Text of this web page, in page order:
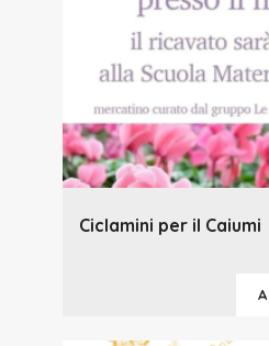
Ciclamini per il Caiumi